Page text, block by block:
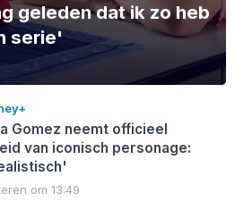
geleden dat ik zo heb
serie'
Gomez neemt officieel
van iconisch personage:
om 13:49